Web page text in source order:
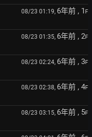
08/23 01:19, 6年前 , 1 F
08/23 01:35, 6年前 , 2F
08/23 02:24, 6年前 , 3F
08/23 02:38, 6年前 , 4F
08/23 03:15, 6年前 , 5F